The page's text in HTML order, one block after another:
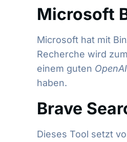
Microsoft
Microsoft hat mit
Recherche wird
einem guten
haben.
Brave
Dieses Tool setzt